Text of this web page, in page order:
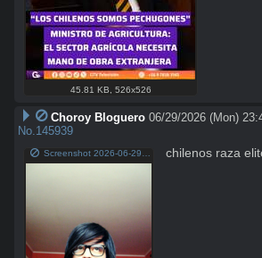
45.81 KB 526x526
Choroy Bloguero 06/29/2026 (Mon)
No. 145939
chilenos raza